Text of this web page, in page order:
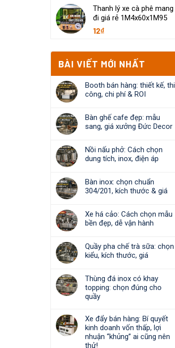
Thanh lý xe cà phê mang
đi giá rẻ 1M4x60x1M95
12₫
BÀI VIẾT MỚI NHẤT
Booth bán hàng: thiết kế, thi
công, chi phí & ROI
Bàn ghế cafe đẹp: mẫu
sang, giá xưởng Đức Decor
Nồi nấu phở: Cách chọn
dung tích, inox, điện áp
Bàn inox: chọn chuẩn
304/201, kích thước & giá
Xe há cảo: Cách chọn mẫu
bền đẹp, dễ vận hành
Quầy pha chế trà sữa: chọn
kiểu, kích thước, giá
Thùng đá inox có khay
topping: chọn đúng cho
quầy
Xe đẩy bán hàng: Bí quyết
kinh doanh vốn thấp, lợi
nhuận “khủng” ai cũng nên
thử!